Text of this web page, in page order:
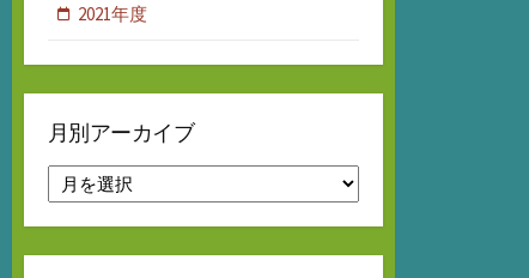
2021年度
月別アーカイブ
別
ア
ー